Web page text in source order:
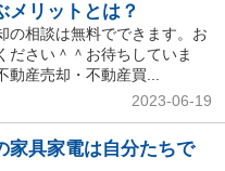
メリットとは？
の相談は無料でできます。お
ださい＾＾お待ちしていま
動産売却・不動産買...
2023-06-19
家具家電は自分たちで